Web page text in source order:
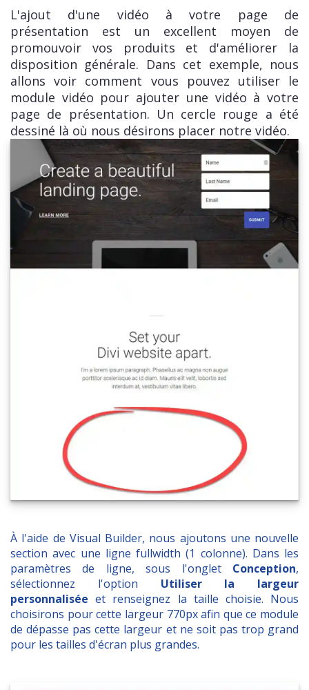
L'ajout d'une vidéo à votre page de
présentation est un excellent moyen de
promouvoir vos produits et d'améliorer la
disposition générale. Dans cet exemple, nous
allons voir comment vous pouvez utiliser le
module vidéo pour ajouter une vidéo à votre
page de présentation. Un cercle rouge a été
dessiné là où nous désirons placer notre vidéo.
À l'aide de Visual Builder, nous ajoutons une nouvelle
section avec une ligne fullwidth (1 colonne). Dans les
paramètres de ligne, sous l'onglet Conception,
sélectionnez l'option Utiliser la largeur
personnaliséeet renseignez la taille choisie. Nous
choisirons pour cette largeur 770px afin que ce module
de dépasse pas cette largeur et ne soit pas trop grand
pour les tailles d'écran plus grandes.